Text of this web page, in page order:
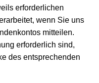
erforderlichen
wenn Sie uns
mitteilen.
erforderlich sind,
des entsprechenden